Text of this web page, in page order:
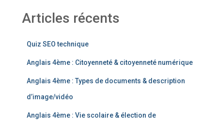
Articles récents
Quiz SEO technique
Anglais 4ème : Citoyenneté & citoyenneté numérique
Anglais 4ème : Types de documents & description
d’image/vidéo
Anglais 4ème : Vie scolaire & élection de